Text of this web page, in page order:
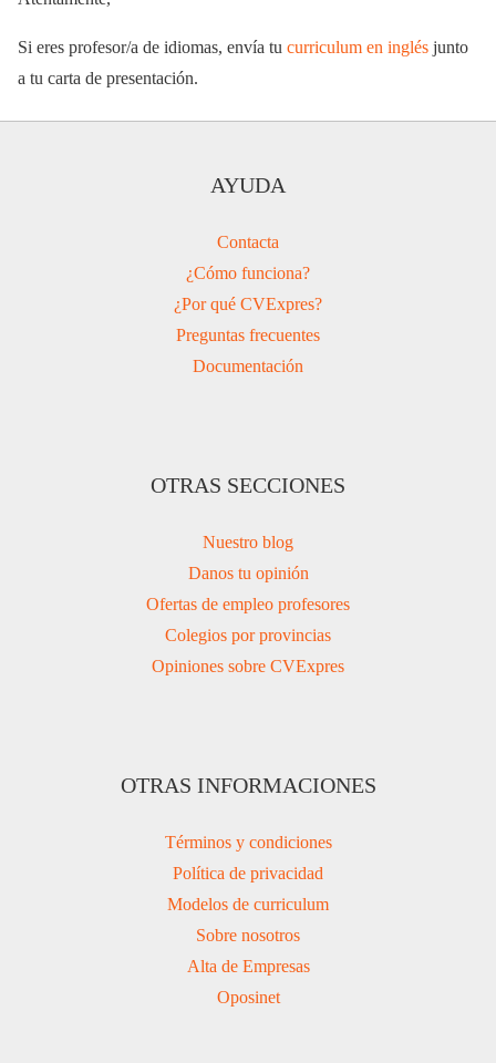
Si eres profesor/a de idiomas, envía tu curriculum en inglés junto
a tu carta de presentación.
AYUDA
Contacta
¿Cómo funciona?
¿Por qué CVExpres?
Preguntas frecuentes
Documentación
OTRAS SECCIONES
Nuestro blog
Danos tu opinión
Ofertas de empleo profesores
Colegios por provincias
Opiniones sobre CVExpres
OTRAS INFORMACIONES
Términos y condiciones
Política de privacidad
Modelos de curriculum
Sobre nosotros
Alta de Empresas
Oposinet